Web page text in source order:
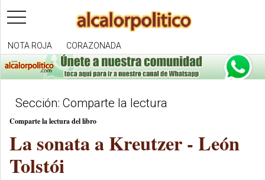
toggle
navigation
NOTA ROJA CORAZONADA
Sección: Comparte la lectura
Comparte la lectura del libro
La sonata a Kreutzer - León
Tolstói